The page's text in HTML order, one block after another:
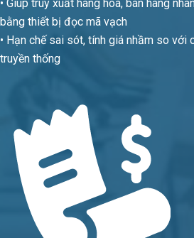
• Giúp truy xuất hàng hoá, bán hàng
bằng thiết bị đọc mã vạch
• Hạn chế sai sót, tính giá nhầm so với
truyền thống